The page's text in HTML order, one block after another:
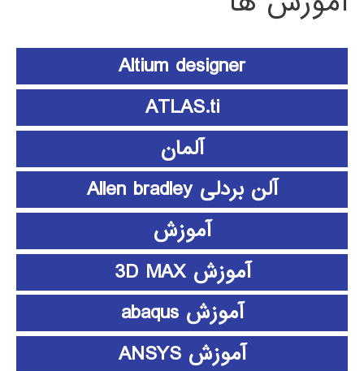
Altium designer
ATLAS.ti
آلمان
آلن بردلی Allen bradley
آموزش
آموزش 3D MAX
آموزش abaqus
آموزش ANSYS